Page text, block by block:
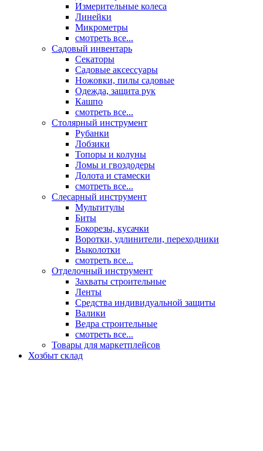
Измерительные колеса
Линейки
Микрометры
смотреть все...
Садовый инвентарь
Секаторы
Садовые аксессуары
Ножовки, пилы садовые
Одежда, защита рук
Кашпо
смотреть все...
Столярный инструмент
Рубанки
Лобзики
Топоры и колуны
Ломы и гвоздодеры
Долота и стамески
смотреть все...
Слесарный инструмент
Мультитулы
Биты
Бокорезы, кусачки
Воротки, удлинители, переходники
Выколотки
смотреть все...
Отделочный инструмент
Захваты строительные
Ленты
Средства индивидуальной защиты
Валики
Ведра строительные
смотреть все...
Товары для маркетплейсов
Хозбыт склад